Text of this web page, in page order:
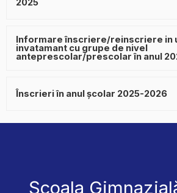
2025
Informare înscriere/reinscriere in
invatamant cu grupe de nivel
anteprescolar/prescolar în anul
Înscrieri în anul școlar 2025-2026
Școala